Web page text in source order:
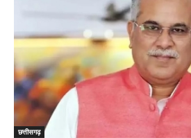
छत्तीसगढ़